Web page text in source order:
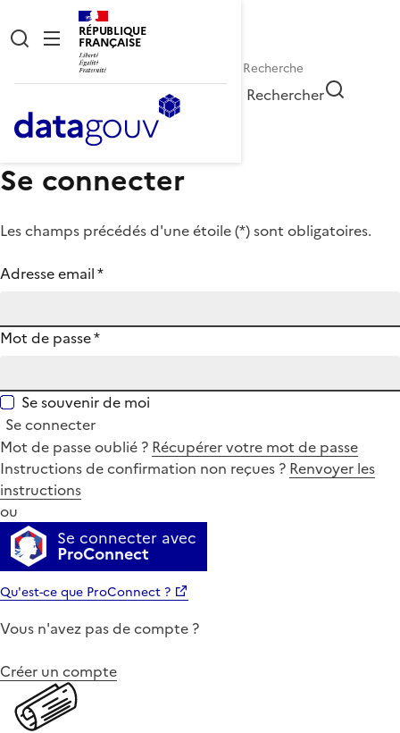
RÉPUBLIQUE
FRANÇAISE
Rechercher
Se connecter
Les champs précédés d'une étoile (*) sont obligatoires.
Adresse email*
Mot de passe*
Se souvenir de moi
Se connecter
Mot de passe oublié ? Récupérer votre mot de passe
Instructions de confirmation non reçues ? Renvoyer les
instructions
ou
Se connecter avec
ProConnect
Qu'est-ce que ProConnect ?
Vous n'avez pas de compte ?
Créer un compte